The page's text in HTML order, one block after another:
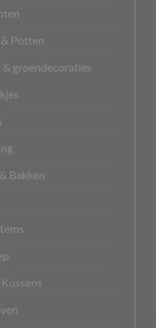
Potten
& groendecoraties
Bakken